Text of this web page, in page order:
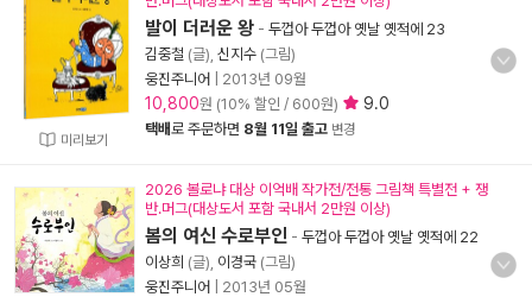
미리보기
발이 더러운 왕 - 두껍아 두껍아 옛날 옛적에 23
김중철 (글), 신지수 (그림)
웅진주니어
2013년 09월
10,800원 (10% 할인 / 600원) 9.0
택배로 주문하면 8월 11일 출고 변경
2026 볼로냐 대상 이억배 작가전/전통 그림책 특별전 + 쟁
반.머그(대상도서 포함 국내서 2만원 이상)
봄의 여신 수로부인 - 두껍아 두껍아 옛날 옛적에 22
이상희 (글), 이경국 (그림)
웅진주니어
2013년 05월